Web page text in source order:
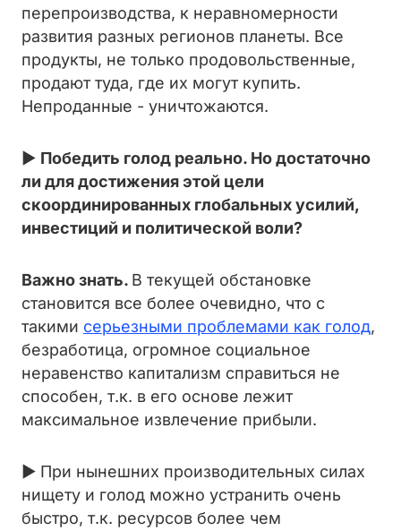
перепроизводства, к неравномерности
развития разных регионов планеты. Все
продукты, не только продовольственные,
продают туда, где их могут купить.
Непроданные - уничтожаются.
► Победить голод реально. Но достаточно
ли для достижения этой цели
скоординированных глобальных усилий,
инвестиций и политической воли?
Важно знать. В текущей обстановке
становится все более очевидно, что с
такими серьезными проблемами как голод,
безработица, огромное социальное
неравенство капитализм справиться не
способен, т.к. в его основе лежит
максимальное извлечение прибыли.
► При нынешних производительных силах
нищету и голод можно устранить очень
быстро, т.к. ресурсов более чем